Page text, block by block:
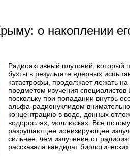
о накоплении
Радиоактивный плутоний, который
бухты в результате ядерных
катастрофы, продолжает лежать
предметом изучения
поскольку при попадании внутрь
альфа-радионуклидом
концентрацию в воде, донных
водорослях, моллюсках. Все
разрушающее ионизирующее
сильнее, чем излучение от
рассказала кандидат